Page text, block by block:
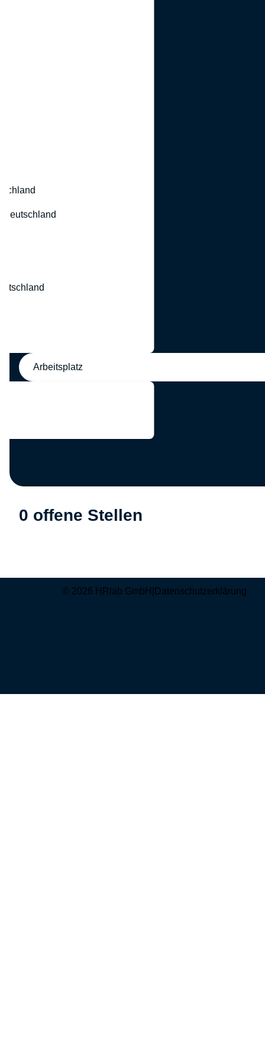
Arbeitsplatz
0 offene Stellen
© 2026 HRlab GmbH Datenschutzerklärung